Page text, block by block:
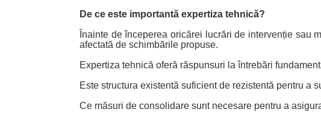
De ce este importantă expertiza tehnică?
Înainte de începerea oricărei lucrări de intervenție sau
afectată de schimbările propuse.
Expertiza tehnică oferă răspunsuri la întrebări
Este structura existentă suficient de rezistentă pentru a
Ce măsuri de consolidare sunt necesare pentru a